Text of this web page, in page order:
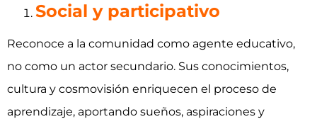
Social y participativo
Reconoce a la comunidad como agente educativo,
no como un actor secundario. Sus conocimientos,
cultura y cosmovisión enriquecen el proceso de
aprendizaje, aportando sueños, aspiraciones y